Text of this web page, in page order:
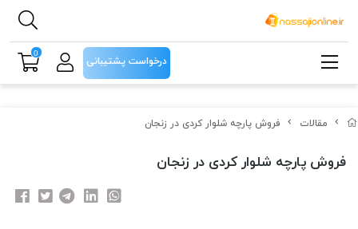
مقالات فروش پارچه شلوار کردی در زنجان
فروش پارچه شلوار کردی در زنجان
درخواست پشتیبانی
0